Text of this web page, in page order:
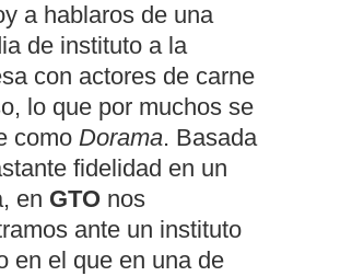
a hablaros de una
de instituto a la
con actores de carne
lo que por muchos se
como Dorama. Basada
fidelidad en un
en GTO nos
ante un instituto
en el que en una de